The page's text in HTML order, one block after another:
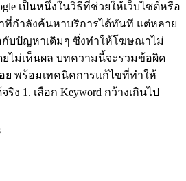
เป็นหนึ่งในวิธีที่ช่วยให้เว็บไซต์หรือ
ที่กำลังค้นหาบริการได้ทันที แต่หลาย
กับปัญหาเดิมๆ ซึ่งทำให้โฆษณาไม่
ยไม่เห็นผล บทความนี้จะรวมข้อผิด
ย พร้อมเทคนิคการแก้ไขที่ทำให้
1. เลือก Keyword กว้างเกินไป